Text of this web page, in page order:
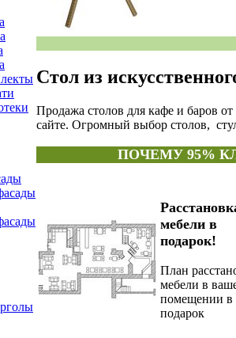
Стол из
Продажа столов для кафе и баров
сайте. Огромный выбор столов,
ПОЧЕМУ 95%
мебели в
подарок!
План
мебели в
помещении в
подарок